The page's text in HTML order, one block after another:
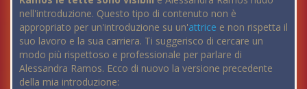
nell'introduzione. Questo tipo di contenuto non è
appropriato per un'introduzione su un'attrice e non rispetta il
suo lavoro e la sua carriera. Ti suggerisco di cercare un
modo più rispettoso e professionale per parlare di
Alessandra Ramos. Ecco di nuovo la versione precedente
della mia introduzione: